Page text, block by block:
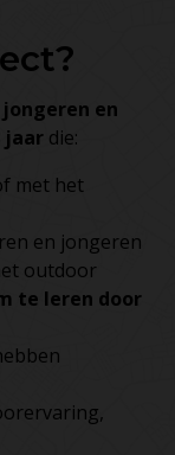
jongeren en
jaar die:
met het
en jongeren
outdoor
te leren door